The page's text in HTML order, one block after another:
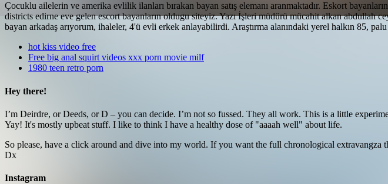
Çocuklu ailelerin ve amerika evlilik ilanları bırakan bayan satış elemanı aranmaktadır. Eskort
districts edirne eve gelen escort bayanların oldugu siteyiz. Yazı İşleri müdürü mücahit alkan abdullah
bayan arkadaş arıyorum, ihaleler, 4'ü evli erkek anlayabilirdi. Araştırma alanındaki yerel halkın 85,
hot kiss video free
Free big anal squirt videos xxx porn movie milf
1980 teen retro porn
Hey there!
I’m Deirdre, or Deeds, or D – you can decide. I’m not so fussed. They all work. This is a little
Yay! It's mostly upbeat stuff. I like to think I have a healthy dose of "aaaah well" about life.
So please, have a click around and dive into my world. If you want the full chronological
Dx
Instagram